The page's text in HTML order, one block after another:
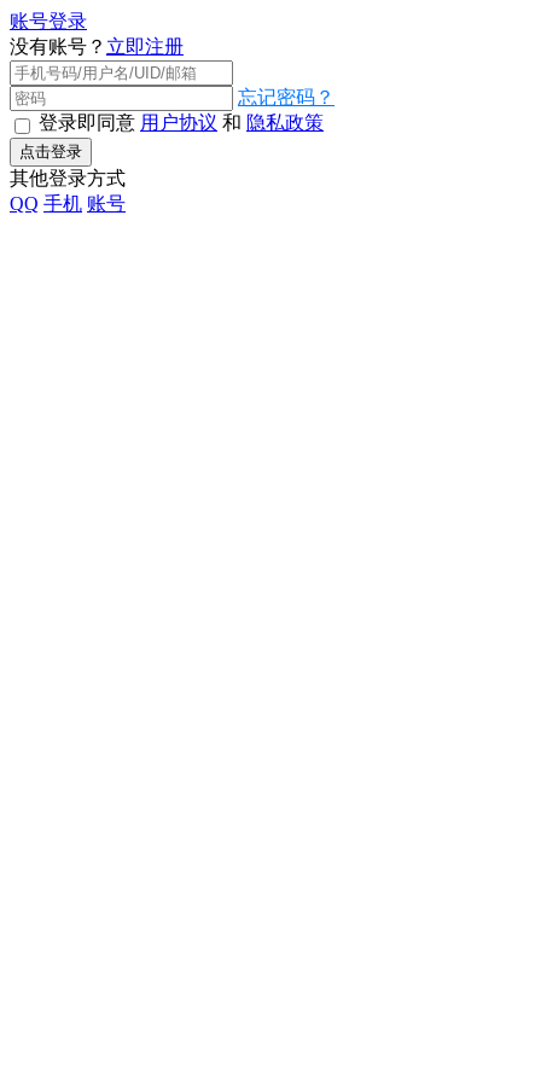
账号登录
没有账号？ 立即注册
忘记密码？
登录即同意 用户协议 和 隐私政策
点击登录
其他登录方式
QQ 手机 账号